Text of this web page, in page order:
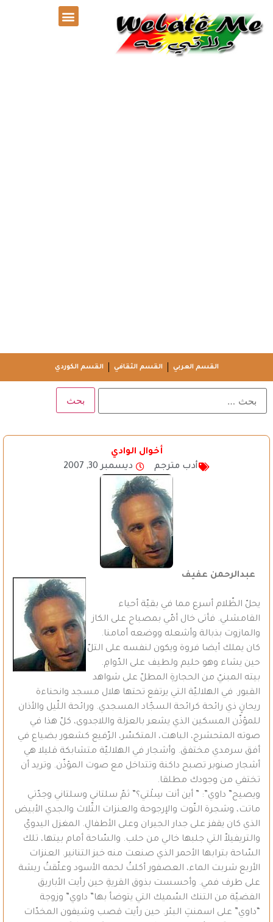
القسم العربي القسم الثقافي القسم الكوردي
أخوال الوادي
أدب مترجم
ديسمبر 30, 2007
عبدالرحمن عفيف
يحلّ الظّلام أسرع مما في بقيّة أحياء
القامشلي. فأتى خال أمّي بمصباح على الكاز
والمازوت بذبالة وأشعله ووضعه أمامنا.
كان يملك أيضا فروة ويكون لنفسه على التلّ
حين يشاء وهو حليم ولطيف على الدّوامِ.
بيته المبنيّ من الحجارةِ المطلّ على شواهد
القبور. في الهلاليّة التي يرتفع تحتها هلال مسجد وانحناءة
ريحانٍ ذي رائحة كرائحة السجّاد المسجدي. ورائحة اللّيل والأذان
للمؤذّن المسكين الذي يشعر بالعزلة واللاجدوى، كلّ هذا في
صوته المتحشرج، الباهت، المتكسّر، الرّفيع كشعور بضياع في
أفق سرمدي مختفق. وأشجار في الهلاليّة متشابكة قليلا هي
أشجار صنوبر تصبح داكنة وتتداخل مع صوت المؤذّن. وتريد أن
تختفي من وجودك مطلقا.
ويصيح” داوي”: ” أين أنت سِلْتي؟” ثمّ سلتاني وسلتاني وجدّتي
ماتت، وشجرة التّوت والإرجوحة والعنزات الثّلاث والجدي الأبيض
الذي كان يقفز على جدار الجيران وعلى الأطفالِ. المغزل اليدويّ
والتريفيلاّ التي جلبها خالي من حلب. والسّاحة أمام بيتها، تلك
السّاحة بترابها الأحمر الذي صنعت منه خبز التنانير. العنزات
الأربع شربت الماء، العصفور أكلتُ لحمه الأسود وعلّقتُ ريشة
على طرف فمي. وأحسست بذوق القريةِ حين رأيت الأباريق
الفضيّة من التنك السّميك التي يتوضأ بها” داوي” وزوجة
“داوي” على اسمنتِ البئر. حين رأيت قصب وشيفون المخدّات